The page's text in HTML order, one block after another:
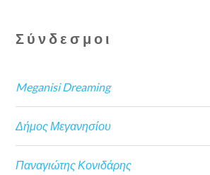
Σύνδεσμοι
Meganisi Dreaming
Δήμος Μεγανησίου
Παναγιώτης Κονιδάρης